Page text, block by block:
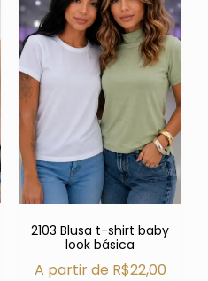
2103 Blusa t-shirt baby
look básica
A partir de R$22,00